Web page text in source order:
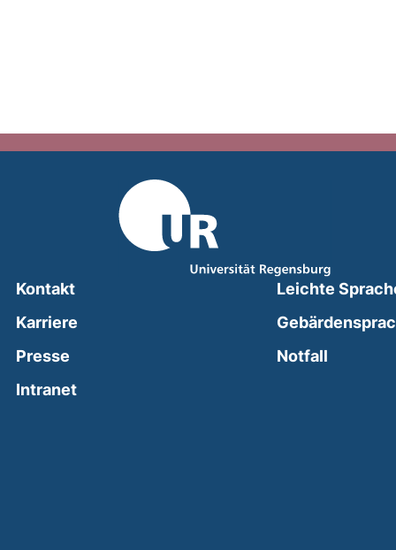
Kontakt
Karriere
Presse
Intranet(external link, opens in a new window)
Leichte
Notfall